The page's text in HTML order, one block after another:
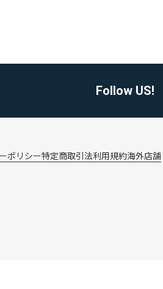
Follow US!
ポリシー特定商取引法利用規約海外店舗